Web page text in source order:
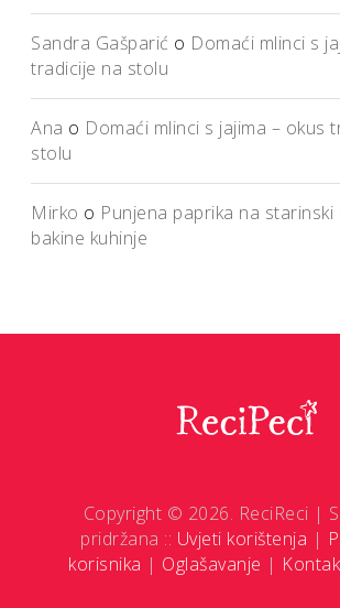
Sandra Gašparić o Domaći mlinci s
tradicije na stolu
Ana o Domaći mlinci s jajima – okus
stolu
Mirko o Punjena paprika na starinski
bakine kuhinje
Copyright © 2026. ReciReci |
pridržana :: Uvjeti korištenja |
korisnika | Oglašavanje |